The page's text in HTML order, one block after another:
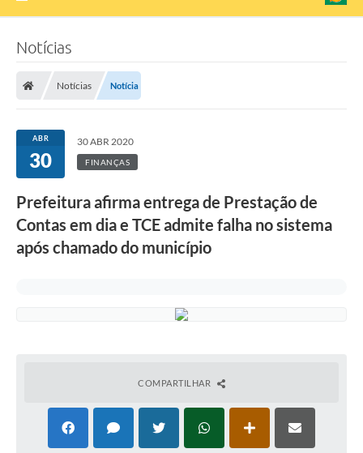
Notícias
Notícias Notícia
ABR
30
30 ABR 2020
FINANÇAS
Prefeitura afirma entrega de Prestação de
Contas em dia e TCE admite falha no sistema
após chamado do município
COMPARTILHAR